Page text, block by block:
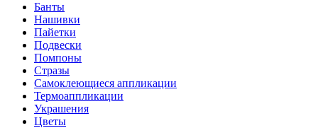
Банты
Нашивки
Пайетки
Подвески
Помпоны
Стразы
Самоклеющиеся аппликации
Термоаппликации
Украшения
Цветы